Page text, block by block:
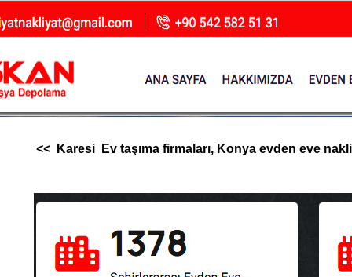
<< Karesi Ev taşıma firmaları, Konya evden eve